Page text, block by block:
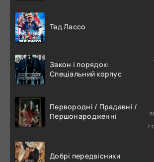
Тед Лассо
Закон і порядок:
Спеціальний корпус
Первородні / Прадавні /
Першонародженні
Добрі передвісники